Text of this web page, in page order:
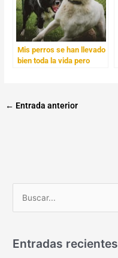
Mis perros se han llevado
bien toda la vida pero
← Entrada anterior
c
Entradas recientes